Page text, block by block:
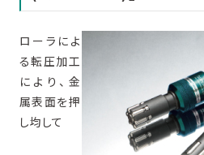
ローラによ
る転圧加工
により、金
属表面を押
し均して